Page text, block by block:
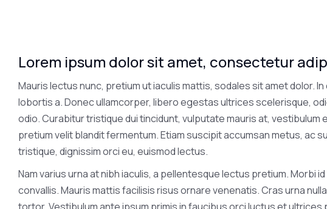
Lorem ipsum dolor sit amet, consectetur
Mauris lectus nunc, pretium ut iaculis mattis, sodales sit amet dolor.
lobortis a. Donec ullamcorper, libero egestas ultrices scelerisque,
odio. Curabitur tristique dui tincidunt, vulputate mauris at, vestibulum
pretium velit blandit fermentum. Etiam suscipit accumsan metus, ac
tristique, dignissim orci eu, euismod lectus.
Nam varius urna at nibh iaculis, a pellentesque lectus pretium. Morbi
convallis. Mauris mattis facilisis risus ornare venenatis. Cras urna
tortor. Vestibulum ante ipsum primis in faucibus orci luctus et